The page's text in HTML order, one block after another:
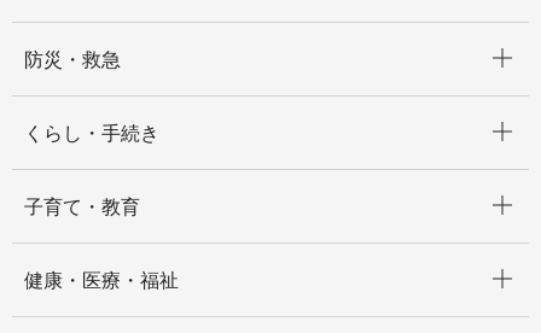
防災・救急
くらし・手続き
子育て・教育
健康・医療・福祉